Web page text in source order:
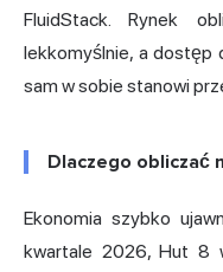
FluidStack. Rynek
lekkomyślnie, a dostęp
sam w sobie stanowi
Dlaczego obliczać
Ekonomia szybko
kwartale 2026, Hut 8